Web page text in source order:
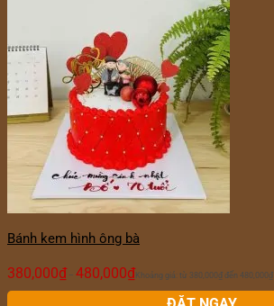
Bánh kem hình ông bà
380,000₫ – 480,000₫ Khoảng giá: từ 380,000₫ đến 480,000₫